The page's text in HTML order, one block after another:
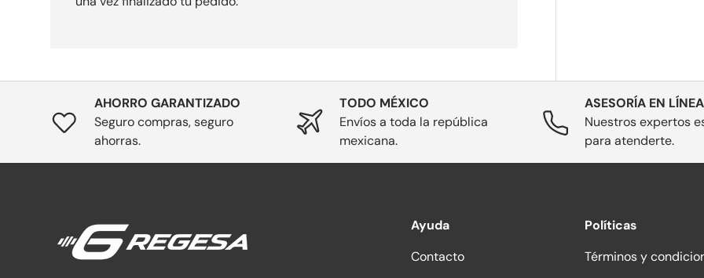
AHORRO GARANTIZADO
Seguro compras, seguro
ahorras.
TODO MÉXICO
Envíos a toda la república
mexicana.
ASESORÍA EN LÍNEA
Nuestros expertos
para atenderte.
Ayuda
Contacto
Políticas
Términos y